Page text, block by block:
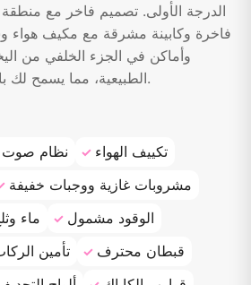
الدرجة الأولى. تصميم فاخر مع
فاخرة وكابينة مشرقة مع مكيف
وأماكن في الجزء الخلفي من
الطبيعية، مما يسمح لك بالاستمتاع بالبحر الأزرق.
نظام صوت
تكييف الهواء
مشروبات غازية ووجبات خفيفة
ماء
الوقود مشمول
تأمين
قبطان محترف